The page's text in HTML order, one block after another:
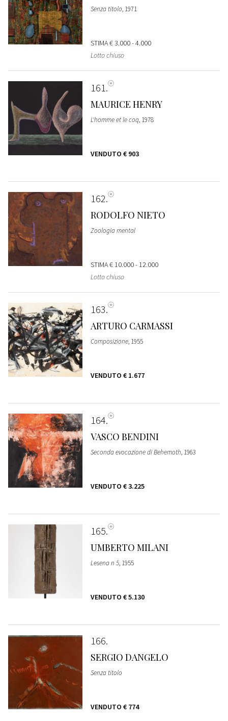
Senza titolo, 1971
STIMA€ 3.000 - 4.000
Lotto chiuso
161
MAURICE HENRY
L'homme et le coq, 1978
VENDUTO € 903
162
RODOLFO NIETO
Zoologia mental
STIMA€ 10.000 - 12.000
Lotto chiuso
163
ARTURO CARMASSI
Composizione, 1955
VENDUTO € 1.677
164
VASCO BENDINI
Seconda evocazione di Behemoth, 1963
VENDUTO € 3.225
165
UMBERTO MILANI
Lesena n 5, 1955
VENDUTO € 5.130
166
SERGIO DANGELO
Senza titolo
VENDUTO € 774